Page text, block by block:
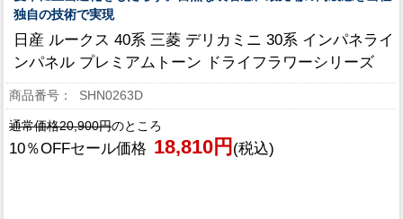
独自の技術で実現
日産 ルークス 40系 三菱 デリカミニ 30系 インパネライ
ンパネル プレミアムトーン ドライフラワーシリーズ
SHN0263D
通常価格20,900円のところ
10％OFFセール価格 18,810円 (税込)